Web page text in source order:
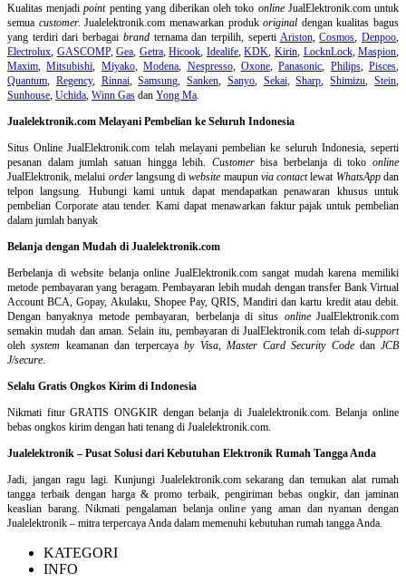
Kualitas menjadipointpenting yang diberikan oleh toko onlineJualElektronik.com untuk
semua customer. Jualelektronik.com menawarkan produkoriginal dengan kualitas bagus
yang terdiri dari berbagai brandternama dan terpilih, seperti Ariston,Cosmos ,Denpoo
Electrolux GASCOMP,Gea Getra,Hicook Idealife,KDK Kirin, LocknLock,Maspion
Maxim ,Mitsubishi Miyako,Modena Nespresso, Oxone,Panasonic Philips, Pisces
Quantum
Regency, Rinnai,Samsung ,Sanken Sanyo, Sekai,Sharp ,Shimizu ,Stein
Sunhouse Uchida Winn Gas dan Yong Ma
Jualelektronik.com Melayani Pembelian ke Seluruh Indonesia
Situs Online JualElektronik.com telah melayani pembelian ke seluruh Indonesia, seperti
pesanan dalam jumlah satuan hingga lebih. Customerbisa berbelanja di tokoonline
JualElektronik, melalui orderlangsung diwebsite maupun via contactlewat WhatsAppdan
telpon langsung
Hubungi kami untuk dapat mendapatkan penawaran khusus untuk
pembelian Corporate atau tender. Kami dapat menawarkan faktur pajak untuk pembelian
dalam jumlah banyak
Belanja dengan Mudah di Jualelektronik.com
Berbelanja diwebsite belanja online JualElektronik.com sangat mudah karena memiliki
metode pembayaran yang beragam. Pembayaran lebih mudah dengan transfer Bank Virtual
Account BCA, Gopay, Akulaku, Shopee Pay, QRIS, Mandiri dan kartu kredit atau debit.
Dengan banyaknya metode pembayaran, berbelanja di situs onlineJualElektronik.com
semakin mudah dan aman. Selain itu, pembayaran di JualElektronik.com telah di-support
olehsystem keamanan dan terpercayaby Visa, Master Card Security Codedan JCB
J/secure
Selalu Gratis Ongkos Kirim di Indonesia
Nikmati fitur GRATIS ONGKIR dengan belanja di Jualelektronik.com. Belanja online
bebas ongkos kirim dengan hati tenang di Jualelektronik.com.
Jualelektronik – Pusat Solusi dari Kebutuhan Elektronik Rumah Tangga Anda
Jadi, jangan ragu lagi. Kunjungi Jualelektronik.com sekarang dan temukan alat rumah
tangga terbaik dengan harga & promo terbaik, pengiriman bebas ongkir, dan jaminan
keaslian barang. Nikmati pengalaman belanja online yang aman dan nyaman dengan
Jualelektronik – mitra terpercaya Anda dalam memenuhi kebutuhan rumah tangga Anda.
KATEGORI
INFO